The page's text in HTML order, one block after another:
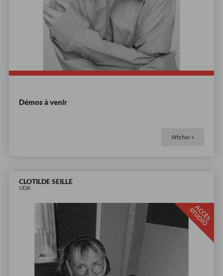
Démos à venir
Afficher +
CLOTILDE SEILLE
UDA
A
C
C
È
S
S
T
U
D
I
O